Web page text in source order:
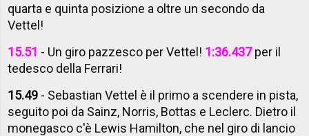
quarta e quinta posizione a oltre un secondo da
Vettel!
15.51 - Un giro pazzesco per Vettel! 1:36.437per il
tedesco della Ferrari!
15.49 - Sebastian Vettel è il primo a scendere in pista,
seguito poi da Sainz, Norris, Bottas e Leclerc. Dietro il
monegasco c'è Lewis Hamilton, che nel giro di lancio